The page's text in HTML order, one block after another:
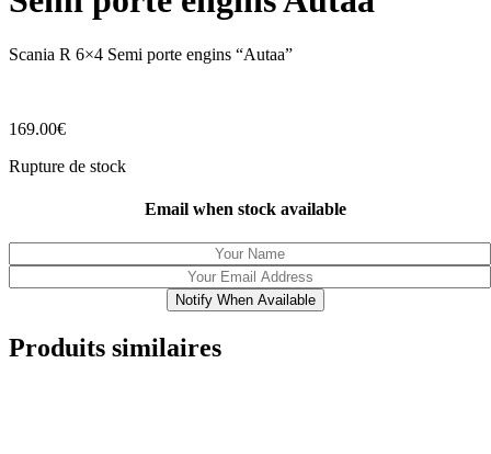
Scania R 6×4 Semi porte engins “Autaa”
169.00€
Rupture de stock
Email when stock available
Notify When Available
Produits similaires